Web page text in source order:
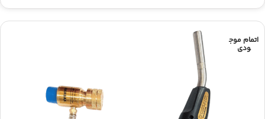
اتمام موج
ودی